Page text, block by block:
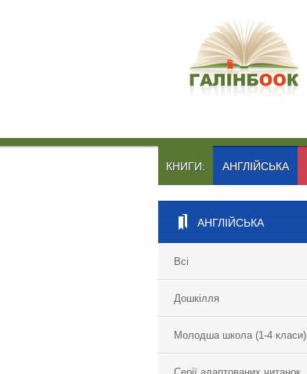
КНИГИ: АНГЛІЙСЬКА
АНГЛІЙСЬКА
Всі
Дошкілля
Молодша школа (1-4 класи)